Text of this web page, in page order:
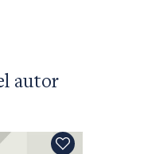
autor